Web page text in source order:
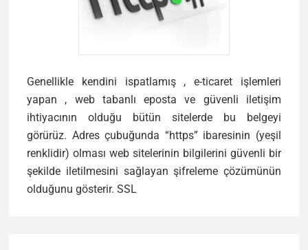
Genellikle kendini ispatlamış , e-ticaret işlemleri
yapan , web tabanlı eposta ve güvenli iletişim
ihtiyacının olduğu bütün sitelerde bu belgeyi
görürüz. Adres çubuğunda “https” ibaresinin (yeşil
renklidir) olması web sitelerinin bilgilerini güvenli bir
şekilde iletilmesini sağlayan şifreleme çözümünün
olduğunu gösterir. SSL